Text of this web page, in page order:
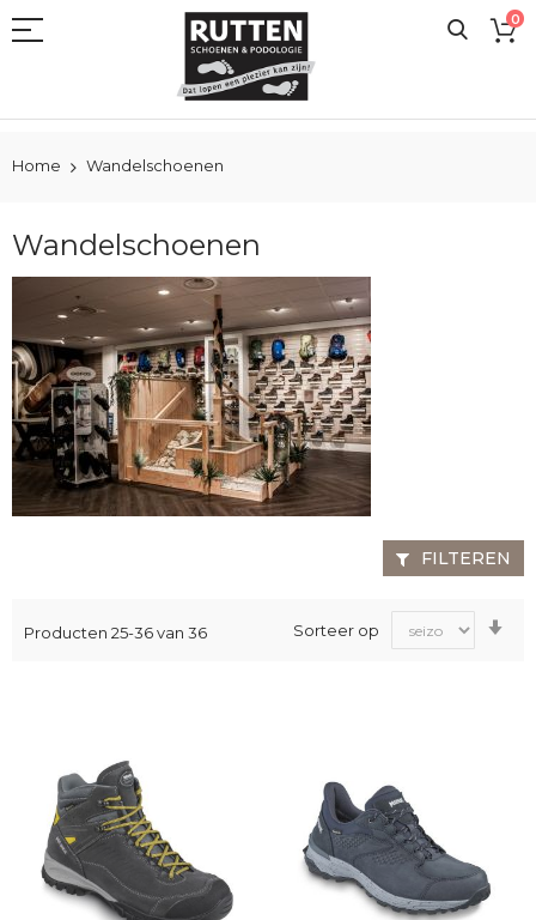
naar
0
Home Wandelschoenen
Wandelschoenen
Producten 25-36van 36 Sorteer op
FILTEREN